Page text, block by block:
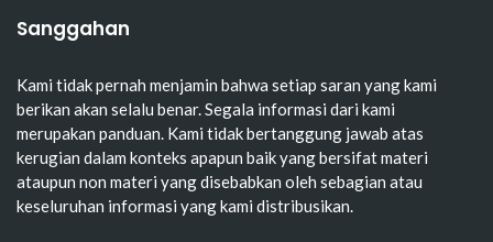
Sanggahan
Kami tidak pernah menjamin bahwa setiap saran yang kami
berikan akan selalu benar. Segala informasi dari kami
merupakan panduan. Kami tidak bertanggung jawab atas
kerugian dalam konteks apapun baik yang bersifat materi
ataupun non materi yang disebabkan oleh sebagian atau
keseluruhan informasi yang kami distribusikan.